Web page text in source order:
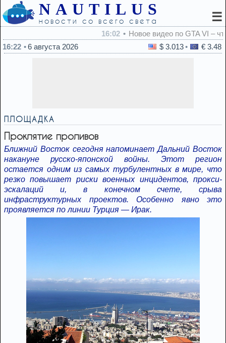
NAUTILUS
новости со всего света ☰
Новое видео по GTA VI – что анонсировали Rockstar
16:22
6 августа 2026 $ 3.013 € 3.48
ПЛОЩАДКА
Проклятие проливов
Ближний Восток сегодня напоминает Дальний Восток
накануне русско-японской войны. Этот регион
остается одним из самых турбулентных в мире, что
резко повышает риски военных инцидентов, прокси-
эскалаций и, в конечном счете, срыва
инфраструктурных проектов. Особенно явно это
проявляется по линии Турция — Ирак.